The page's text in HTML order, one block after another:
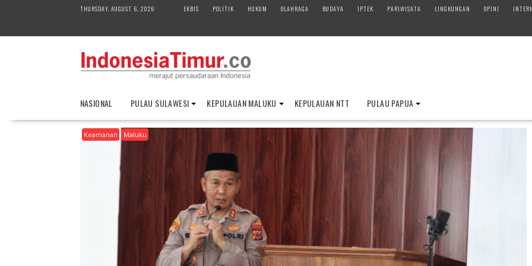
THURSDAY, AUGUST 6, 2026 EKBIS POLITIK HUKUM OLAHRAGA BUDAYA IPTEK PARIWISATA LINGKUNGAN OPINI
NASIONAL PULAU SULAWESI KEPULAUAN MALUKU KEPULAUAN NTT PULAU PAPUA
Keamanan Maluku